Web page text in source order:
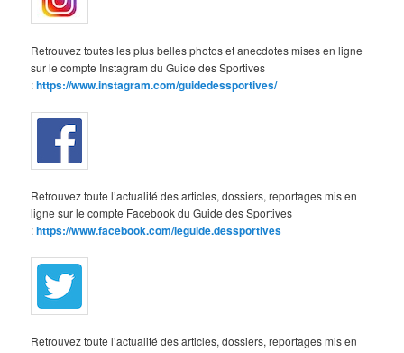
Retrouvez toutes les plus belles photos et anecdotes mises en ligne
sur le compte Instagram du Guide des Sportives
:https://www.instagram.com/guidedessportives/
Retrouvez toute l’actualité des articles, dossiers, reportages mis en
ligne sur le compte Facebook du Guide des Sportives
:https://www.facebook.com/leguide.dessportives
Retrouvez toute l’actualité des articles, dossiers, reportages mis en